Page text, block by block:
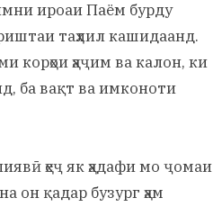
ироаи Паём бурду
таҳлил кашидаанд.
корҳои ҳаҷим ва калон, ки
ба вақт ва имконоти
ҳеҷ як ҳадафи мо ҷомаи
он қадар бузург ҳам